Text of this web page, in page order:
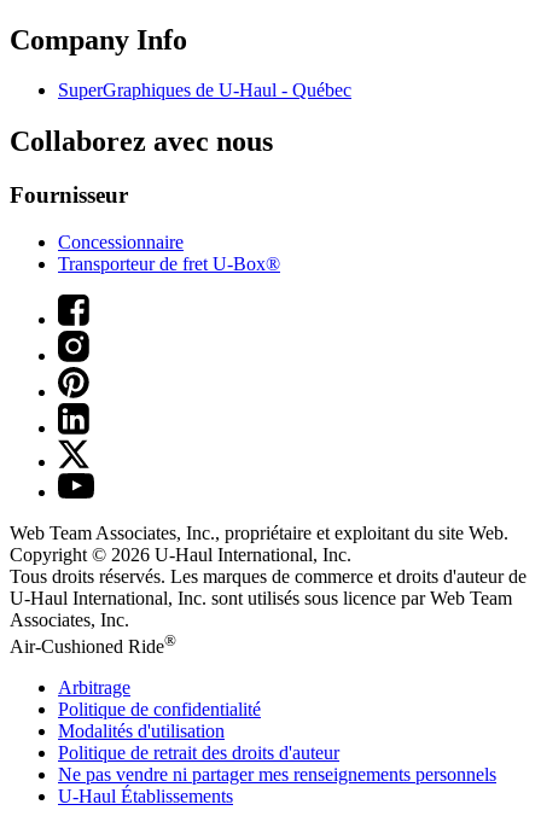
Company Info
SuperGraphiques de U-Haul - Québec
Collaborez avec nous
Fournisseur
Concessionnaire
Transporteur de fret U-Box®
Web Team Associates, Inc., propriétaire et exploitant du site Web.
Copyright © 2026 U-Haul International, Inc.
Tous droits réservés. Les marques de commerce et droits d'auteur de
U-Haul International, Inc. sont utilisés sous licence par Web Team
Associates, Inc.
Air-Cushioned Ride®
Arbitrage
Politique de confidentialité
Modalités d'utilisation
Politique de retrait des droits d'auteur
Ne pas vendre ni partager mes renseignements personnels
U-Haul Établissements